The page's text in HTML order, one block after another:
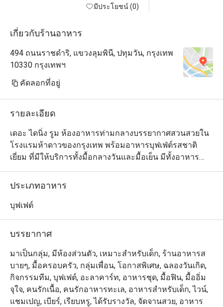
มีประโยชน์ (0)
เกี่ยวกับร้านอาหาร
494 ถนนราชดำริ, แขวงลุมพินี, ปทุมวัน, กรุงเทพ
10330 กรุงเทพฯ
คัดลอกที่อยู่
รายละเอียด
เดอะ ไดนิ่ง รูม ห้องอาหารท่ามกลางบรรยากาศสวนสวยใน
โรงแรมห้าดาวของกรุงเทพ พร้อมอาหารบุฟเฟ่ต์รสชาติ
เยี่ยม ที่มีให้บริการทั้งมื้อกลางวันและมื้อเย็น มีทั้งอาหาร
ตะวันตก อาหารไทยและอาหารเอเชียรสชาติดั้งเดิม เสิร์ฟ
จากครัวเปิด ที่แสดงการทำอาหารสดๆใหม่ๆให้ท่านได้ชม
หมูหัน ปลาแซลม่อนอบเกลือแบเต็มตัว ก้ามปู ของหวานรส
กูร์เมต์สุดหรูสำหรับมื้อกลางวันและมื้อค่ำ ตั้งอยู่ที่ชั้น M ของ
โรงแรม Grand Hyatt Erawan Bangkok เชื่อมต่อโดยตรงกับ
สถานีรถไฟฟ้า BTS ชิดลม โดดเด่นด้วยบรรยากาศหรูหราแต่
แสนอบอุ่น เหมาะสำหรับบรันช์ ดินเนอร์ หรือโอกาสพิเศษ
เมนูแนะนำที่ห้ามพลาด ได้แก่ ก้ามปูนึ่งเนื้อแน่น แร็คลัมป์
ประเภทอาหาร
บุฟเฟต์
บรรยากาศ
มาเป็นกลุ่ม, มีห้องส่วนตัว, เหมาะสำหรับเด็ก, ร้านอาหารส
บายๆ, มื้อครอบครัว, กลุ่มเพื่อน, โอกาสพิเศษ, ฉลองวันเกิด,
กิจกรรมทีม, บุฟเฟต์, อะลาคาร์ท, อาหารชุด, มื้อฟิน, มื้ออิ่ม
จุใจ, คนรักเนื้อ, คนรักอาหารทะเล, อาหารสำหรับเด็ก, ไวน์,
แชมเปญ, เบียร์, เรียบหรู, ได้รับรางวัล, จัดจานสวย, อาหาร